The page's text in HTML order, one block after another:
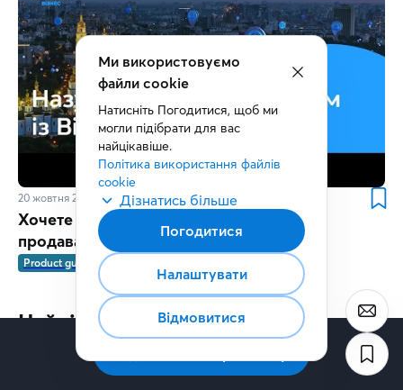
20 жовтня 2021 1 хв.
Хочете знаходити клієнтів швидше та
продавати більше?
Product guides
Найцікавіше
Ми використовуємо
файли cookie
Натисніть Погодитися, щоб ми
могли підібрати для вас
найцікавіше.
Політика використання файлів
cookie
Дізнатись більше
Погодитися
Налаштувати
Відмовитися